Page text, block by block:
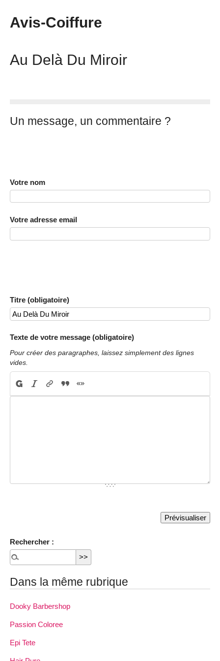
Avis-Coiffure
Au Delà Du Miroir
Un message, un commentaire ?
Votre nom
Votre adresse email
Titre (obligatoire)
Texte de votre message (obligatoire)
Pour créer des paragraphes, laissez simplement des lignes
vides.
Rechercher :
Dans la même rubrique
Dooky Barbershop
Passion Coloree
Epi Tete